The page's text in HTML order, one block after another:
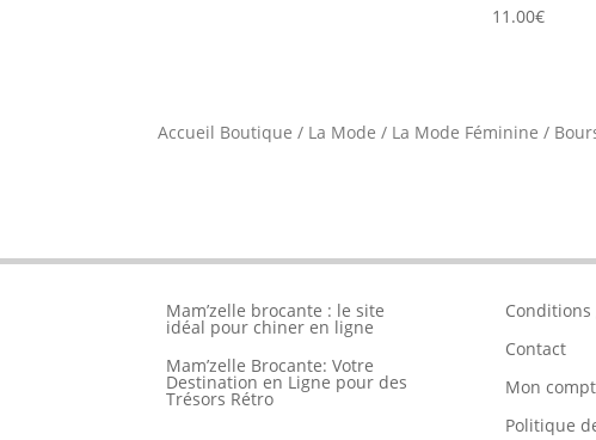
11.00€
Accueil Boutique / La Mode / La Mode Féminine /
Mam’zelle brocante : le site
idéal pour chiner en ligne
Mam’zelle Brocante: Votre
Destination en Ligne pour des
Trésors Rétro
Conditions
Contact
Mon
Politique